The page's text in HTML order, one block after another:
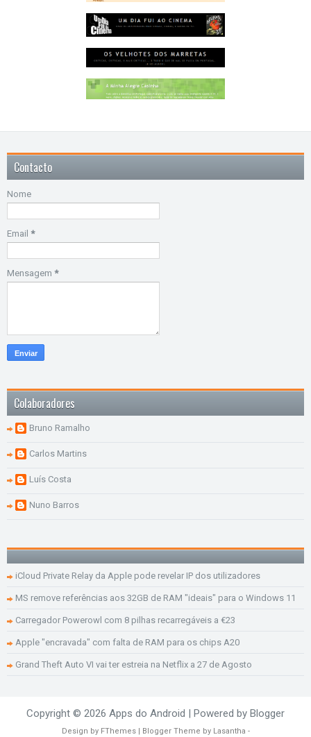
Contacto
Nome
Email *
Mensagem *
Colaboradores
Bruno Ramalho
Carlos Martins
Luís Costa
Nuno Barros
iCloud Private Relay da Apple pode revelar IP dos utilizadores
MS remove referências aos 32GB de RAM "ideais" para o Windows 11
Carregador Powerowl com 8 pilhas recarregáveis a €23
Apple "encravada" com falta de RAM para os chips A20
Grand Theft Auto VI vai ter estreia na Netflix a 27 de Agosto
Copyright © 2026 Apps do Android | Powered by Blogger
Design by FThemes| Blogger Theme by Lasantha -